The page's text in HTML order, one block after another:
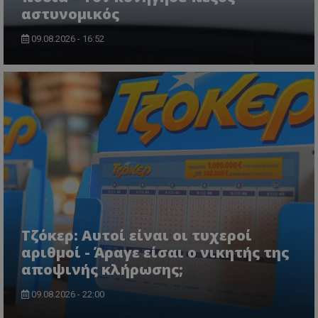
αστυνομικός
09.08.2026 - 16:52
Τζόκερ: Αυτοί είναι οι τυχεροί
αριθμοί - Άραγε είσαι ο νικητής της
αποψινής κλήρωσης;
09.08.2026 - 22:00
usprivacy